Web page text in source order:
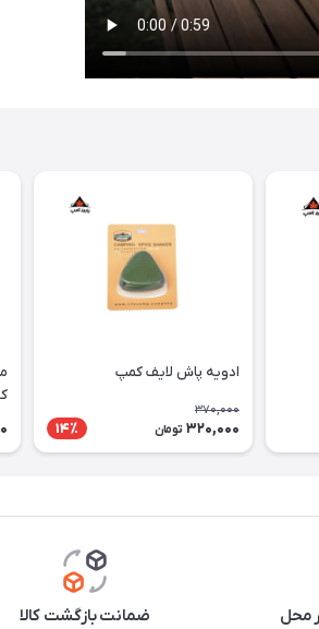
ادویه پاش لایف کمپ
370,000
320,000 تومان 14٪
محل ضمانت بازگشت کالا